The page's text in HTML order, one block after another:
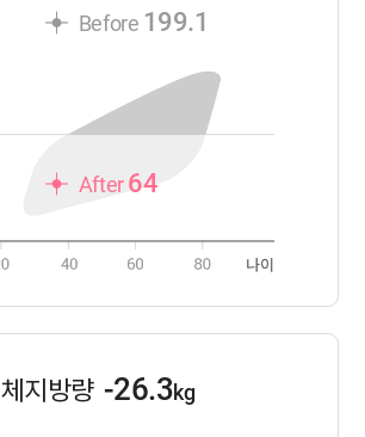
Before 199.1
After 64
체지방량 -26.3kg